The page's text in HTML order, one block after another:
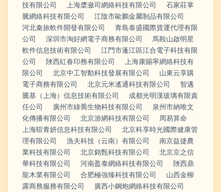
技有限公司
上海槳瀲司網絡科技有限公司
石家莊掌
騰網絡科技有限公司
江陰市歐鵬金屬制品有限公司
河北秦旅軟件開發有限公司
青島泰盛國際貨運代理有限
公司
深圳市淘好網電子商務有限公司
馬鞍山啟明星
軟件信息技術有限公司
江門市蓬江區江合電子科技有限
公司
陜西紅春印務有限公司
上海康賜寧網絡科技有
限公司
北京中工智動科技發展有限公司
山東云享購
電子商務有限公司
北京元米遙通科技有限公司
智邁
騰基（上海）信息技術有限公司
成都光明漢玻璃有限責
任公司
廣州市綠喬生物科技有限公司
泉州市納唯文
化傳播有限公司
北京游網科技有限公司
周易算命
上海暄青妍信息科技有限公司
北京科享時光國際健康管
理有限公司
漁夫科技（云南）有限公司
南京益捷農
業科技有限公司
北京銘甄科技有限公司
北京京之信
華科技有限公司
河南盈泰網絡科技有限公司
陜西鼎
龍木業有限公司
合肥極強臻科技有限公司
山西金柳
露商務服務有限公司
廣西小鋼炮網絡科技有限公司